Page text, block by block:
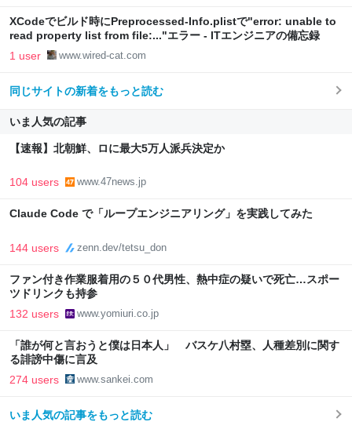
XCodeでビルド時にPreprocessed-Info.plistで"error: unable to
read property list from file:..."エラー - ITエンジニアの備忘録
1 user www.wired-cat.com
同じサイトの新着をもっと読む
いま人気の記事
【速報】北朝鮮、ロに最大5万人派兵決定か
104 users www.47news.jp
Claude Code で「ループエンジニアリング」を実践してみた
144 users zenn.dev/tetsu_don
ファン付き作業服着用の５０代男性、熱中症の疑いで死亡…スポー
ツドリンクも持参
132 users www.yomiuri.co.jp
「誰が何と言おうと僕は日本人」 バスケ八村塁、人種差別に関す
る誹謗中傷に言及
274 users www.sankei.com
いま人気の記事をもっと読む